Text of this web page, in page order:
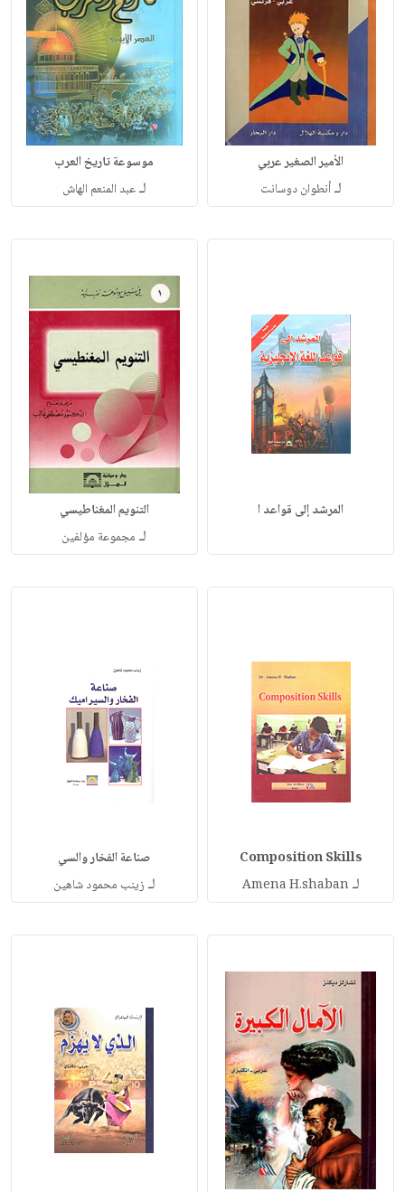
الأمير الصغير عربي
لـأنطوان دوسانت
موسوعة تاريخ العرب
لـعبد المنعم الهاش
المرشد إلى قواعد ا التنويم المغناطيسي
لـ مجموعة مؤلفين
Composition Skills
لـAmena H.shaban
صناعة الفخار والسي
لـ زينب محمود شاهين